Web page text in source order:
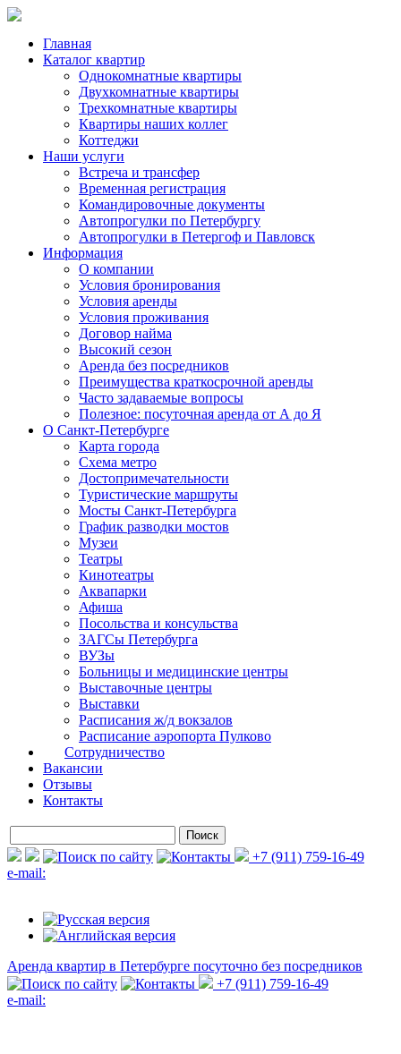
Главная
Каталог квартир
Однокомнатные квартиры
Двухкомнатные квартиры
Трехкомнатные квартиры
Квартиры наших коллег
Коттеджи
Наши услуги
Встреча и трансфер
Временная регистрация
Командировочные документы
Автопрогулки по Петербургу
Автопрогулки в Петергоф и Павловск
Информация
О компании
Условия бронирования
Условия аренды
Условия проживания
Договор найма
Высокий сезон
Аренда без посредников
Преимущества краткосрочной аренды
Часто задаваемые вопросы
Полезное: посуточная аренда от А до Я
О Санкт-Петербурге
Карта города
Схема метро
Достопримечательности
Туристические маршруты
Мосты Санкт-Петербурга
График разводки мостов
Музеи
Театры
Кинотеатры
Аквапарки
Афиша
Посольства и консульства
ЗАГСы Петербурга
ВУЗы
Больницы и медицинские центры
Выставочные центры
Выставки
Расписания ж/д вокзалов
Расписание аэропорта Пулково
Сотрудничество
Вакансии
Отзывы
Контакты
+7 (911) 759-16-49
e-mail:
Аренда квартир в Петербурге посуточно без посредников
+7 (911) 759-16-49
e-mail: